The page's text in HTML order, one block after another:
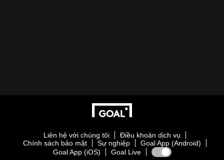
Liên hệ với chúng tôi
Điều khoản dịch vụ
Chính sách bảo mật
Sự nghiệp
Goal App (Android)
Goal App (iOS)
Goal Live